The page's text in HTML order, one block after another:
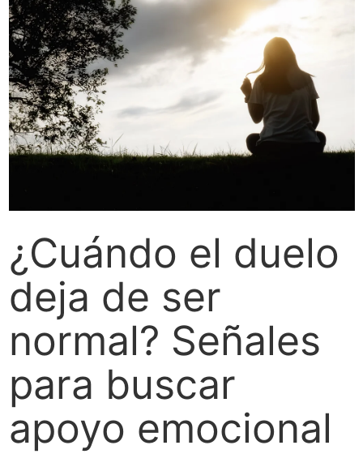
¿Cuándo el duelo
deja de ser
normal? Señales
para buscar
apoyo emocional